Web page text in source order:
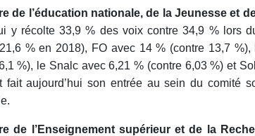
de l’éducation nationale, de la Jeunesse et
y récolte 33,9 % des voix contre 34,9 % lors
% en 2018), FO avec 14 % (contre 13,7
%), le Snalc avec 6,21 % (contre 6,03 %) et
fait aujourd’hui son entrée au sein du comité
de l’Enseignement supérieur et de la